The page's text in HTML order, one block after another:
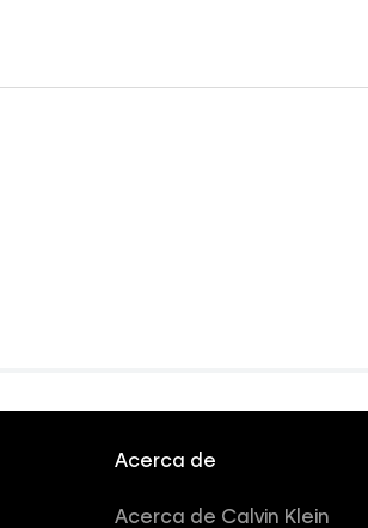
Acerca de
Acerca de Calvin Klein